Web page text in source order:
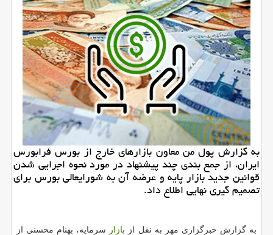
به گزارش پول من معاون بازارهای خارج از بورس فرابورس
ایران، از جمع بندی چند پیشنهاد در مورد نحوه اجرایی شدن
قوانین ‏جدید بازار پایه و عرضه آن به شورایعالی ‏بورس برای
تصمیم گیری نهایی اطلاع داد.
به‬ گزارش‬ خبرگزاری‬ مهر‬ به نقل از بازار
سرمایه، بهنام‬ محسنی‬ از